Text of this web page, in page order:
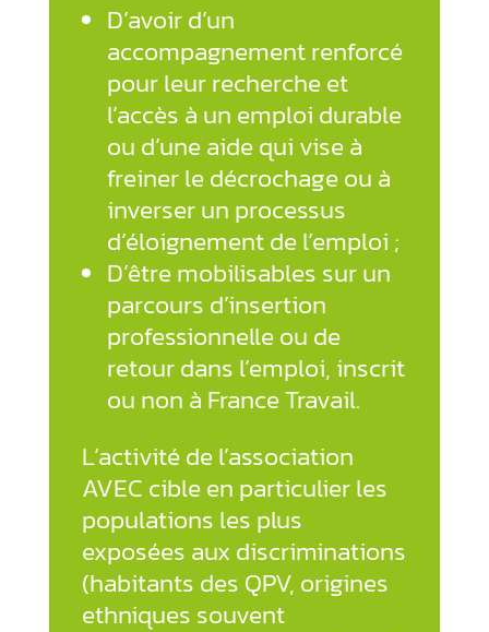
D’avoir d’un
accompagnement renforcé
pour leur recherche et
l’accès à un emploi durable
ou d’une aide qui vise à
freiner le décrochage ou à
inverser un processus
d’éloignement de l’emploi ;
D’être mobilisables sur un
parcours d’insertion
professionnelle ou de
retour dans l’emploi, inscrit
ou non à France Travail.
L’activité de l’association
AVEC cible en particulier les
populations les plus
exposées aux discriminations
(habitants des QPV, origines
ethniques souvent